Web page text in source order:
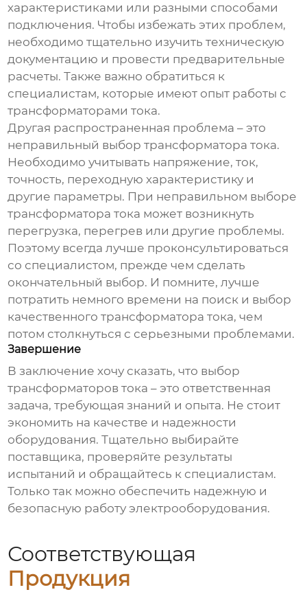
характеристиками или разными способами
подключения. Чтобы избежать этих проблем,
необходимо тщательно изучить техническую
документацию и провести предварительные
расчеты. Также важно обратиться к
специалистам, которые имеют опыт работы с
трансформаторами тока.
Другая распространенная проблема – это
неправильный выбор трансформатора тока.
Необходимо учитывать напряжение, ток,
точность, переходную характеристику и
другие параметры. При неправильном выборе
трансформатора тока может возникнуть
перегрузка, перегрев или другие проблемы.
Поэтому всегда лучше проконсультироваться
со специалистом, прежде чем сделать
окончательный выбор. И помните, лучше
потратить немного времени на поиск и выбор
качественноготрансформатора тока, чем
потом столкнуться с серьезными проблемами.
Завершение
В заключение хочу сказать, что выбор
трансформаторов тока – это ответственная
задача, требующая знаний и опыта. Не стоит
экономить на качестве и надежности
оборудования. Тщательно выбирайте
поставщика, проверяйте результаты
испытаний и обращайтесь к специалистам.
Только так можно обеспечить надежную и
безопасную работу электрооборудования.
Соответствующая
Продукция